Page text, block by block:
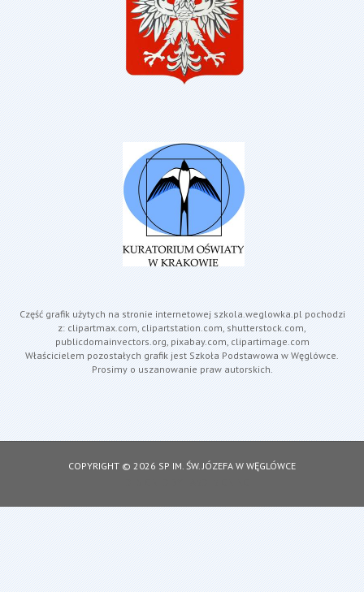
Część grafik użytych na stronie internetowej szkola.weglowka.pl pochodzi
z: clipartmax.com, clipartstation.com, shutterstock.com,
publicdomainvectors.org, pixabay.com, clipartimage.com
Właścicielem pozostałych grafik jest Szkoła Podstawowa w Węglówce.
Prosimy o uszanowanie praw autorskich.
COPYRIGHT © 2026 SP IM. ŚW. JÓZEFA W WĘGLÓWCE